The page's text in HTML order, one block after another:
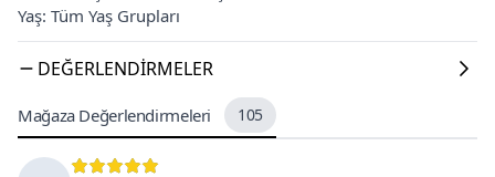
Yaş: Tüm Yaş Grupları
DEĞERLENDIRMELER
Mağaza Değerlendirmeleri 105